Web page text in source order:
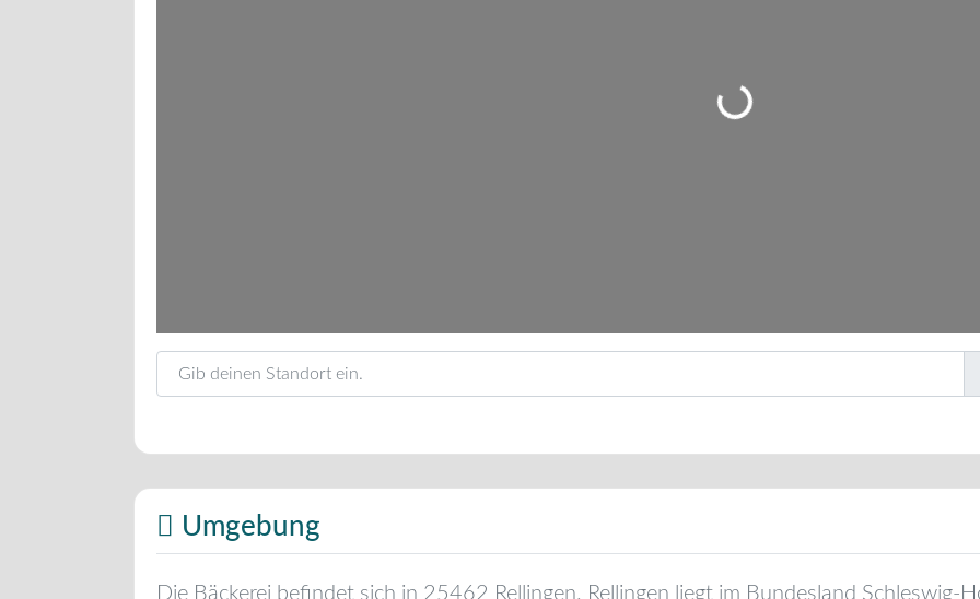
Wird geladen …
Umgebung
Die Bäckerei befindet sich in 25462 Rellingen. Rellingen liegt im Bundesland Schleswig-